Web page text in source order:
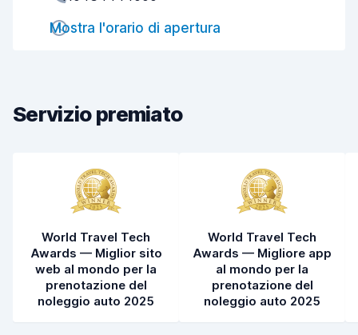
Rapidità della riconsegna
Condizioni dell'auto
Mostra l'orario di apertura
Servizio premiato
World Travel Tech
Awards — Miglior sito
web al mondo per la
prenotazione del
noleggio auto 2025
World Travel Tech
Awards — Migliore app
al mondo per la
prenotazione del
noleggio auto 2025